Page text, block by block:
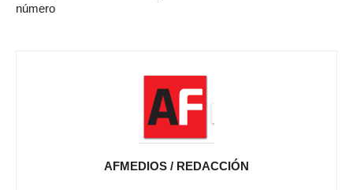
número
AFMEDIOS / REDACCIÓN